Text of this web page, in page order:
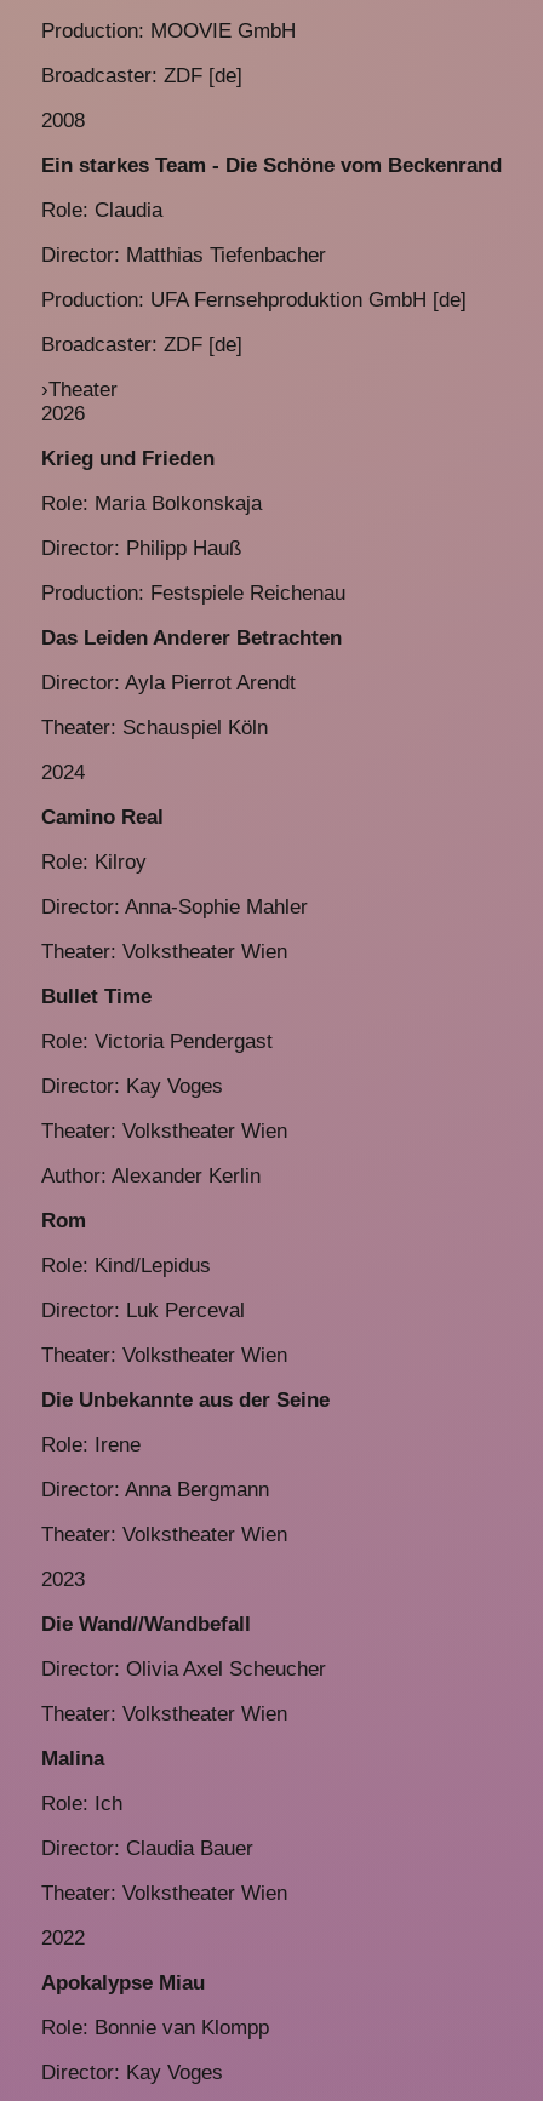
Production: MOOVIE GmbH
Broadcaster: ZDF [de]
2008
Ein starkes Team - Die Schöne vom Beckenrand
Role: Claudia
Director: Matthias Tiefenbacher
Production: UFA Fernsehproduktion GmbH [de]
Broadcaster: ZDF [de]
›Theater
2026
Krieg und Frieden
Role: Maria Bolkonskaja
Director: Philipp Hauß
Production: Festspiele Reichenau
Das Leiden Anderer Betrachten
Director: Ayla Pierrot Arendt
Theater: Schauspiel Köln
2024
Camino Real
Role: Kilroy
Director: Anna-Sophie Mahler
Theater: Volkstheater Wien
Bullet Time
Role: Victoria Pendergast
Director: Kay Voges
Theater: Volkstheater Wien
Author: Alexander Kerlin
Rom
Role: Kind/Lepidus
Director: Luk Perceval
Theater: Volkstheater Wien
Die Unbekannte aus der Seine
Role: Irene
Director: Anna Bergmann
Theater: Volkstheater Wien
2023
Die Wand//Wandbefall
Director: Olivia Axel Scheucher
Theater: Volkstheater Wien
Malina
Role: Ich
Director: Claudia Bauer
Theater: Volkstheater Wien
2022
Apokalypse Miau
Role: Bonnie van Klompp
Director: Kay Voges